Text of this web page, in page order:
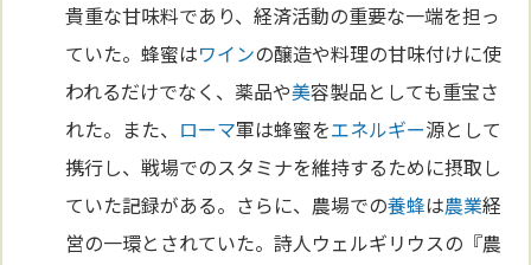
貴重な甘味料であり、経済活動の重要な一端を担っ
ていた。蜂蜜はワインの醸造や料理の甘味付けに使
われるだけでなく、薬品や美容製品としても重宝さ
れた。また、 ローマ軍は蜂蜜をエネルギー源として
携行し、戦場でのスタミナを維持するために摂取し
ていた記録がある。さらに、農場での養蜂は農業経
営の一環とされていた。詩人ウェルギリウスの『農